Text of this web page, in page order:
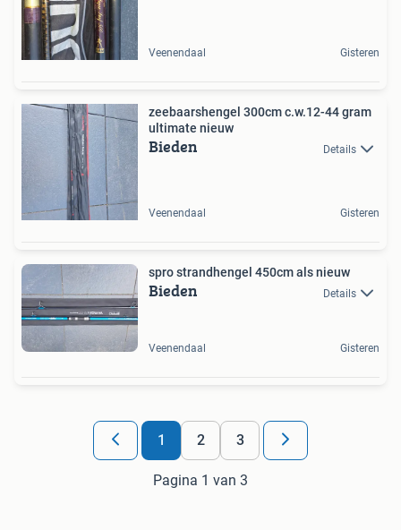
Veenendaal Gisteren
zeebaarshengel 300cm c.w.12-44 gram
ultimate nieuw
Bieden Details
Veenendaal Gisteren
spro strandhengel 450cm als nieuw
Bieden Details
Veenendaal Gisteren
1 2 3
Pagina 1 van 3